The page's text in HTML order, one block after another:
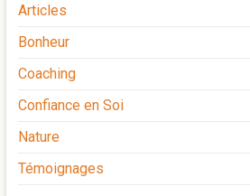
Articles
Bonheur
Coaching
Confiance en Soi
Nature
Témoignages